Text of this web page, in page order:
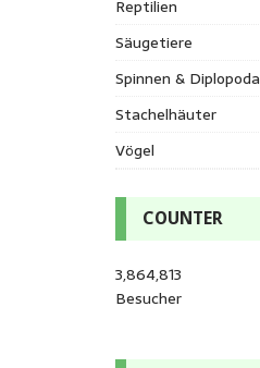
Reptilien
Säugetiere
Spinnen & Diplopoda
Stachelhäuter
Vögel
COUNTER
3,864,813
Besucher